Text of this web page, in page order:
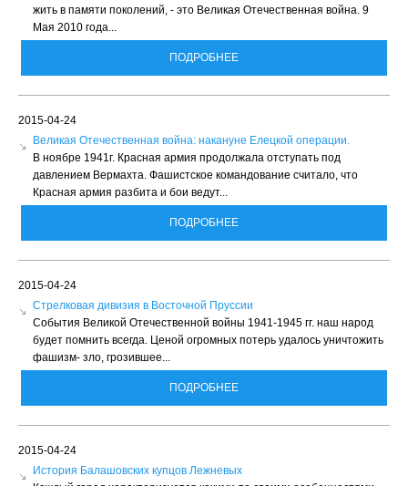
жить в памяти поколений, - это Великая Отечественная война. 9
Мая 2010 года...
ПОДРОБНЕЕ
2015-04-24
Великая Отечественная война: накануне Елецкой операции.
В ноябре 1941г. Красная армия продолжала отступать под
давлением Вермахта. Фашистское командование считало, что
Красная армия разбита и бои ведут...
ПОДРОБНЕЕ
2015-04-24
Стрелковая дивизия в Восточной Пруссии
События Великой Отечественной войны 1941-1945 гг. наш народ
будет помнить всегда. Ценой огромных потерь удалось уничтожить
фашизм- зло, грозившее...
ПОДРОБНЕЕ
2015-04-24
История Балашовских купцов Лежневых